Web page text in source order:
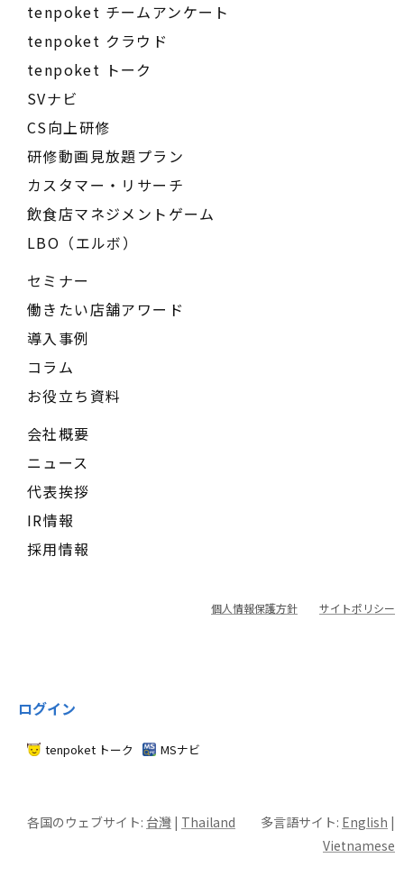
tenpoket チームアンケート
tenpoket クラウド
tenpoket トーク
SVナビ
CS向上研修
研修動画見放題プラン
カスタマー・リサーチ
飲食店マネジメントゲーム
LBO（エルボ）
セミナー
働きたい店舗アワード
導入事例
コラム
お役立ち資料
会社概要
ニュース
代表挨拶
IR情報
採用情報
個人情報保護方針 サイトポリシー
ログイン
tenpoket トーク MSナビ
各国のウェブサイト: 台灣 | Thailand 多言語サイト: English |
Vietnamese